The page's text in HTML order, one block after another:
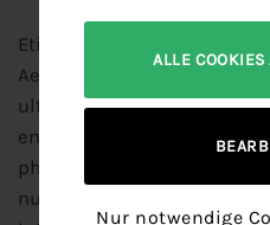
Etiam id convallis ante, sit
Aenean vel gravida lorem,
ultrices ipsum sed
enim lacus. Donec tempus
pharetra, varius justo vel,
nunc, sodales sed quam
ALLE
Nur notwendige